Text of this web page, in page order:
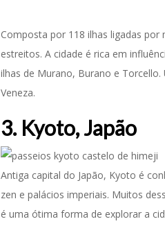
Composta por 118 ilhas ligadas por
estreitos. A cidade é rica em
ilhas de Murano, Burano e
Veneza.
3. Kyoto, Japão
Antiga capital do Japão, Kyoto é
zen e palácios imperiais. Muitos
é uma ótima forma de explorar a